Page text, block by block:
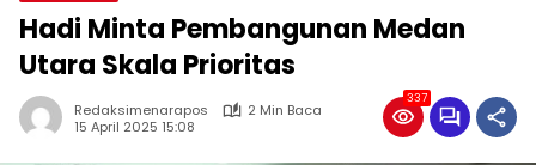
Hadi Minta Pembangunan Medan
Utara Skala Prioritas
Redaksimenarapos
2 Min Baca
15 April 2025 15:08
337